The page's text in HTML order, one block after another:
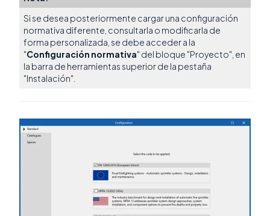
Si se desea posteriormente cargar una configuración
normativa diferente, consultarla o modificarla de
forma personalizada, se debe acceder a la
"Configuración normativa" del bloque "Proyecto", en
la barra de herramientas superior de la pestaña
"Instalación".